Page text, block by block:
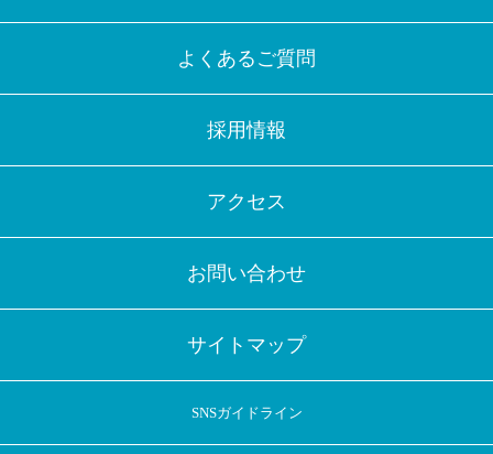
よくあるご質問
採用情報
アクセス
お問い合わせ
サイトマップ
SNSガイドライン